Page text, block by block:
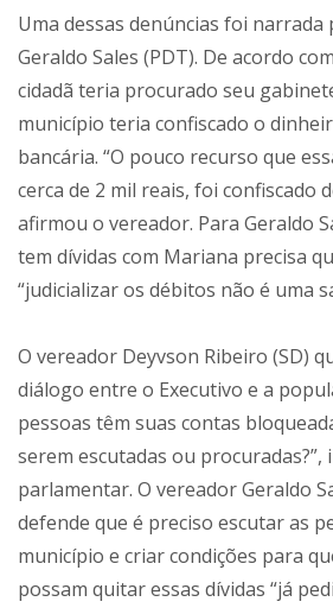
Uma dessas denúncias foi narrada
Geraldo Sales (PDT). De acordo
cidadã teria procurado seu
município teria confiscado o
bancária. “O pouco recurso que
cerca de 2 mil reais, foi confiscado
afirmou o vereador. Para Geraldo
tem dívidas com Mariana precisa
“judicializar os débitos não é uma
O vereador Deyvson Ribeiro (SD)
diálogo entre o Executivo e a
pessoas têm suas contas
serem escutadas ou procuradas?”,
parlamentar. O vereador Geraldo
defende que é preciso escutar as
município e criar condições para
possam quitar essas dívidas “já